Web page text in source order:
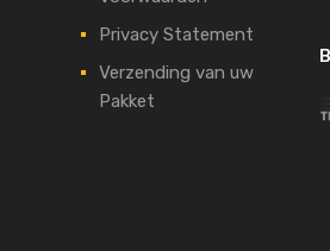
Privacy Statement
Verzending van uw
Pakket